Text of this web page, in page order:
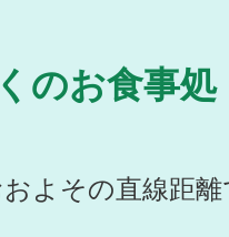
のお食事処
よその直線距離